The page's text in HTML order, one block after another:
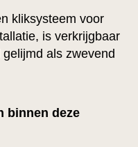
kliksysteem voor
is verkrijgbaar
als zwevend
binnen deze